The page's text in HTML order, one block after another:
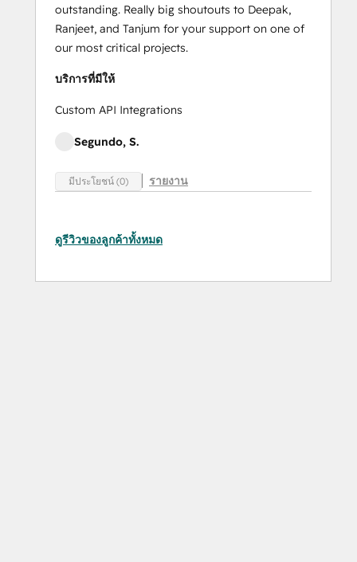
outstanding. Really big shoutouts to Deepak,
Ranjeet, and Tanjum for your support on one of
our most critical projects.
บริการที่มีให้
Custom API Integrations
Segundo, S.
มีประโยชน์ (0) รายงาน
ดูรีวิวของลูกค้าทั้งหมด